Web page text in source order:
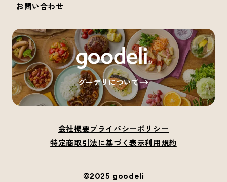
お問い合わせ
グーデリについて
会社概要プライバシーポリシー
特定商取引法に基づく表示利用規約
©2025 goodeli